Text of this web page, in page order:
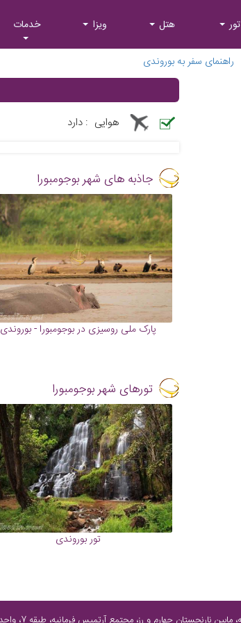
تور هتل ویزا خدمات
راهنمای سفر به بوروندی
هوایی : دارد
جاذبه های شهر بوجومبورا
پارک ملی روسیزی در بوجومبورا - بوروندی
تورهای شهر بوجومبورا
تور بوروندی